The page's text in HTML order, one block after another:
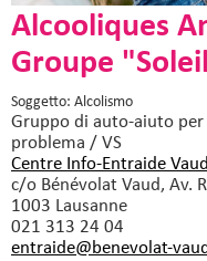
Alcooliques
Groupe
Soggetto: Alcolismo
Gruppo di auto-aiuto
problema / VS
Centre Info-Entraide Vaud
c/o Bénévolat Vaud, Av.
1003 Lausanne
021 313 24 04
entraide@benevolat-